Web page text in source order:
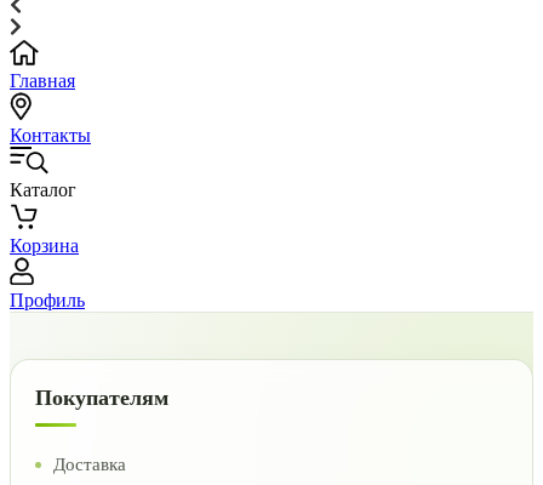
Главная
Контакты
Каталог
Корзина
Профиль
Покупателям
Доставка